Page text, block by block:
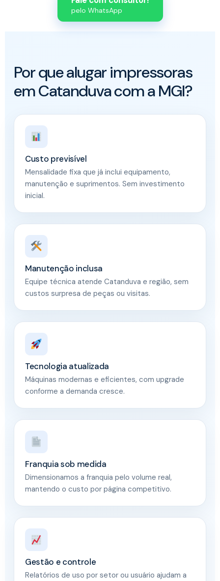
pelo WhatsApp
Por que alugar impressoras
em Catanduva com a MGI?
Custo previsível
Mensalidade fixa que já inclui equipamento,
manutenção e suprimentos. Sem investimento
inicial.
Manutenção inclusa
Equipe técnica atende Catanduva e região, sem
custos surpresa de peças ou visitas.
Tecnologia atualizada
Máquinas modernas e eficientes, com upgrade
conforme a demanda cresce.
Franquia sob medida
Dimensionamos a franquia pelo volume real,
mantendo o custo por página competitivo.
Gestão e controle
Relatórios de uso por setor ou usuário ajudam a